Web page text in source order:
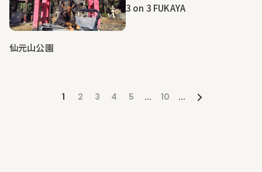
仙元山公園
3 on 3 FUKAYA
1 2 3 4 5 ... 10 ...